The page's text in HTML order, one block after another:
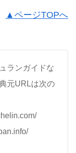
▲ページTOPへ
ランガイドな
元URLは次の